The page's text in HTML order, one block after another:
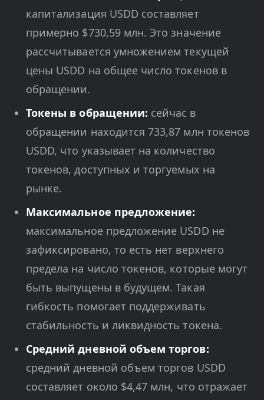
капитализация USDD составляет
примерно $730,59 млн. Это значение
рассчитывается умножением текущей
цены USDD на общее число токенов в
обращении.
Токены в обращении: сейчас в
обращении находится 733,87 млн токенов
USDD, что указывает на количество
токенов, доступных и торгуемых на
рынке.
Максимальное предложение:
максимальное предложение USDD не
зафиксировано, то есть нет верхнего
предела на число токенов, которые могут
быть выпущены в будущем. Такая
гибкость помогает поддерживать
стабильность и ликвидность токена.
Средний дневной объем торгов:
средний дневной объем торгов USDD
составляет около $4,47 млн, что отражает